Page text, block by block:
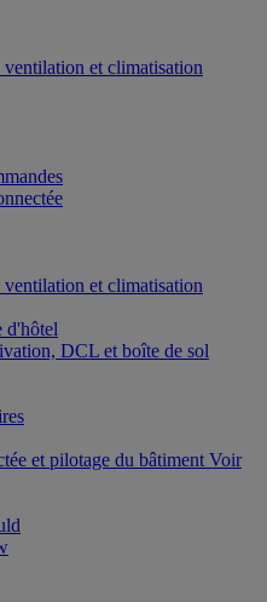
et climatisation
et climatisation
d'hôtel
DCL et boîte de sol
et pilotage du bâtiment Voir